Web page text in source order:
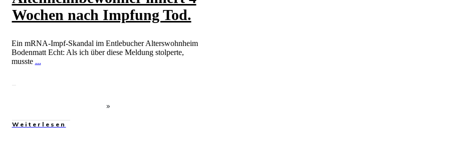
Wochen nach Impfung Tod.
Ein mRNA-Impf-Skandal im Entlebucher Alterswohnheim
Bodenmatt Echt: Als ich über diese Meldung stolperte,
musste ...
Weiterlesen